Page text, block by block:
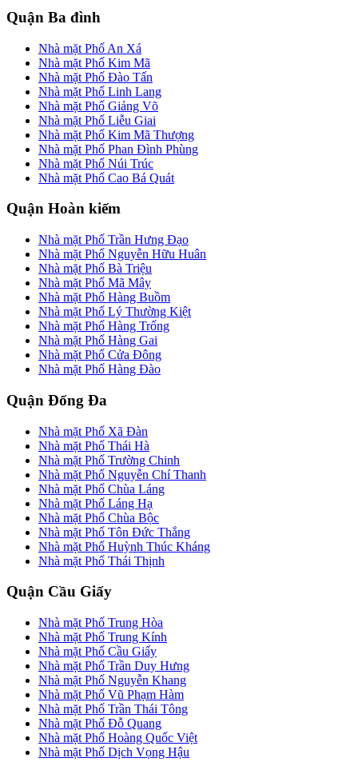
Quận Ba đình
Nhà mặt Phố An Xá
Nhà mặt Phố Kim Mã
Nhà mặt Phố Đào Tấn
Nhà mặt Phố Linh Lang
Nhà mặt Phố Giảng Võ
Nhà mặt Phố Liễu Giai
Nhà mặt Phố Kim Mã Thượng
Nhà mặt Phố Phan Đình Phùng
Nhà mặt Phố Núi Trúc
Nhà mặt Phố Cao Bá Quát
Quận Hoàn kiếm
Nhà mặt Phố Trần Hưng Đạo
Nhà mặt Phố Nguyễn Hữu Huân
Nhà mặt Phố Bà Triệu
Nhà mặt Phố Mã Mây
Nhà mặt Phố Hàng Buồm
Nhà mặt Phố Lý Thường Kiệt
Nhà mặt Phố Hàng Trống
Nhà mặt Phố Hàng Gai
Nhà mặt Phố Cửa Đông
Nhà mặt Phố Hàng Đào
Quận Đống Đa
Nhà mặt Phố Xã Đàn
Nhà mặt Phố Thái Hà
Nhà mặt Phố Trường Chinh
Nhà mặt Phố Nguyễn Chí Thanh
Nhà mặt Phố Chùa Láng
Nhà mặt Phố Láng Hạ
Nhà mặt Phố Chùa Bộc
Nhà mặt Phố Tôn Đức Thắng
Nhà mặt Phố Huỳnh Thúc Kháng
Nhà mặt Phố Thái Thịnh
Quận Cầu Giấy
Nhà mặt Phố Trung Hòa
Nhà mặt Phố Trung Kính
Nhà mặt Phố Cầu Giấy
Nhà mặt Phố Trần Duy Hưng
Nhà mặt Phố Nguyễn Khang
Nhà mặt Phố Vũ Phạm Hàm
Nhà mặt Phố Trần Thái Tông
Nhà mặt Phố Đỗ Quang
Nhà mặt Phố Hoàng Quốc Việt
Nhà mặt Phố Dịch Vọng Hậu